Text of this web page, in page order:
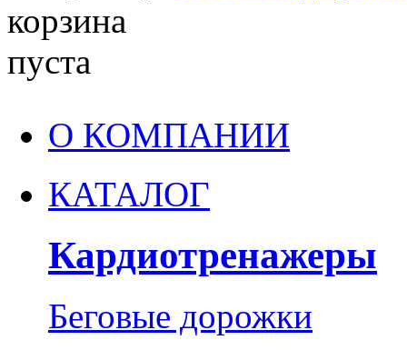
корзина
пуста
О КОМПАНИИ
КАТАЛОГ
Кардиотренажеры
Беговые дорожки